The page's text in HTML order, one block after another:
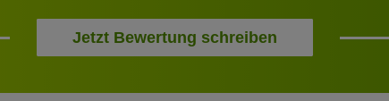
Jetzt Bewertung schreiben